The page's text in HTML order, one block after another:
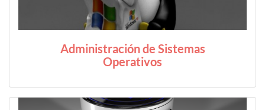
Administración de Sistemas
Operativos